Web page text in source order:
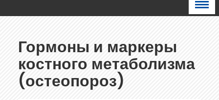
Гормоны и маркеры
костного метаболизма
(остеопороз)